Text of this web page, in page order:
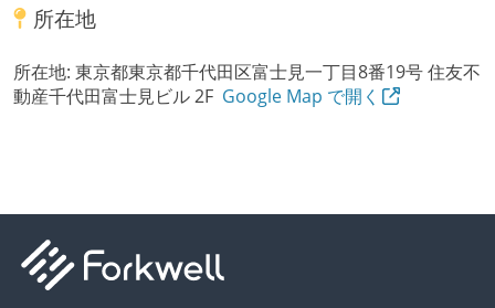
所在地
所在地: 東京都東京都千代田区富士見一丁目8番19号 住友不
動産千代田富士見ビル 2F Google Map で開く